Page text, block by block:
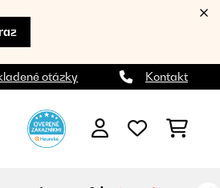
otázky Kontakt